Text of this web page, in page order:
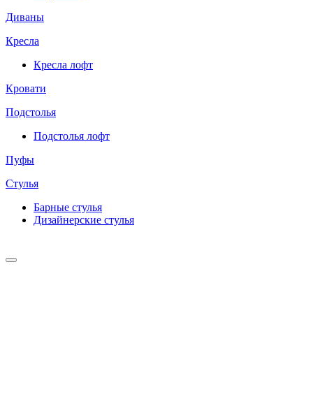
Диваны
Кресла
Кресла лофт
Кровати
Подстолья
Подстолья лофт
Пуфы
Стулья
Барные cтулья
Дизайнерские cтулья